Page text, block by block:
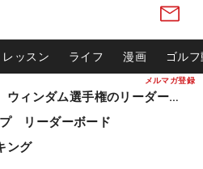
メルマガ登録
レッスン ライフ 漫画 ゴル
松山英樹ら出場 ウィンダム選手権のリーダーボード
リーダーボード
ング